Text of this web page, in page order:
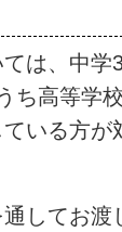
は、中学
ち高等学
いる方が
してお渡